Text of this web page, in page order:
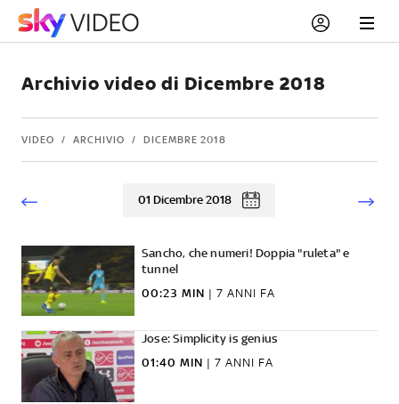
Archivio video di Dicembre 2018
VIDEO ARCHIVIO DICEMBRE 2018
01 Dicembre 2018
Sancho, che numeri! Doppia "ruleta" e
tunnel
00:23 MIN | 7 ANNI FA
Jose: Simplicity is genius
01:40 MIN | 7 ANNI FA